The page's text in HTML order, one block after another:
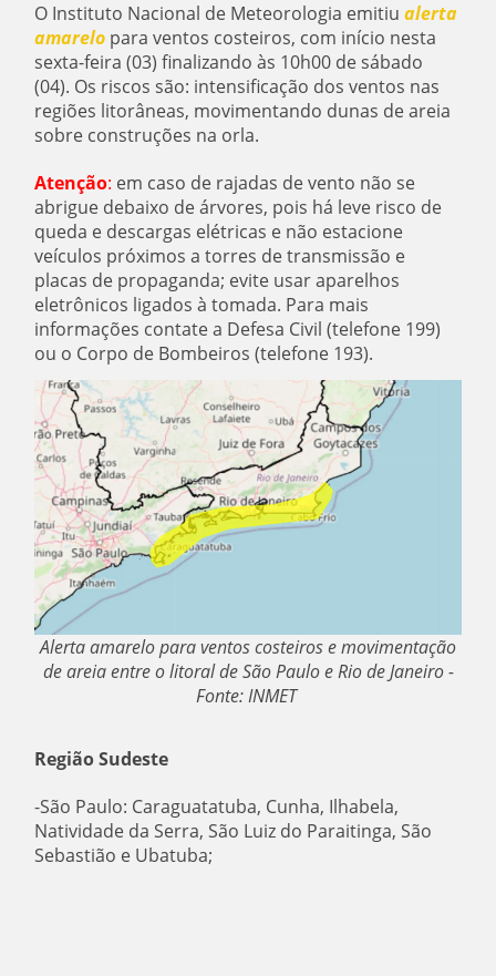
O Instituto Nacional de Meteorologia emitiu alerta
amarelo para ventos costeiros, com início nesta
sexta-feira (03) finalizando às 10h00 de sábado
(04). Os riscos são: intensificação dos ventos nas
regiões litorâneas, movimentando dunas de areia
sobre construções na orla.
Atenção: em caso de rajadas de vento não se
abrigue debaixo de árvores, pois há leve risco de
queda e descargas elétricas e não estacione
veículos próximos a torres de transmissão e
placas de propaganda; evite usar aparelhos
eletrônicos ligados à tomada. Para mais
informações contate a Defesa Civil (telefone 199)
ou o Corpo de Bombeiros (telefone 193).
Alerta amarelo para ventos costeiros e movimentação
de areia entre o litoral de São Paulo e Rio de Janeiro -
Fonte: INMET
Região Sudeste
-São Paulo: Caraguatatuba, Cunha, Ilhabela,
Natividade da Serra, São Luiz do Paraitinga, São
Sebastião e Ubatuba;